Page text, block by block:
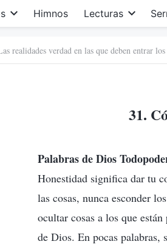
Himnos Lecturas
realidades verdad en las que deben entrar
31.
Palabras de Dios
Honestidad significa dar tu
las cosas, nunca esconder
ocultar cosas a los que
de Dios. En pocas palabras,